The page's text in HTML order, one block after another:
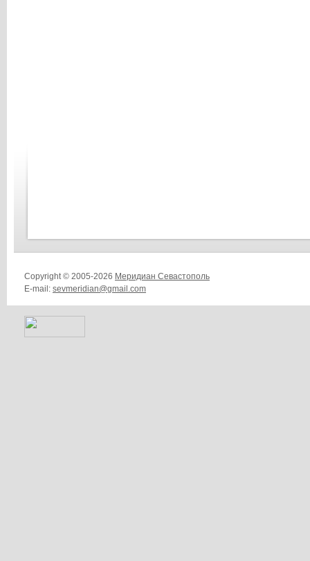
Copyright © 2005-2026 Меридиан Севастополь
E-mail: sevmeridian@gmail.com